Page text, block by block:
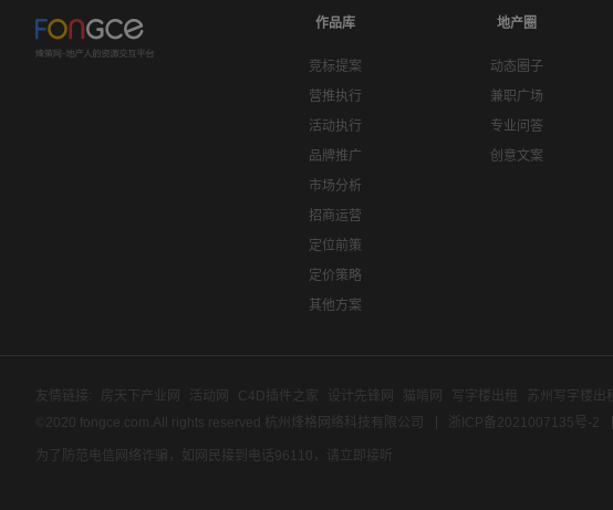
作品库
竞标提案
营推执行
活动执行
品牌推广
市场分析
招商运营
定位前策
定价策略
其他方案
地产圈
动态圈子
兼职广场
专业问答
创意文案
友情链接: 房天下产业网 活动网 C4D插件之家 设计先锋网 猫啃网 写字楼出租 苏州写字楼出租
©2020 fongce.com.All rights reserved 杭州烽格网络科技有限公司
浙ICP备2021007135号-2
为了防范电信网络诈骗，如网民接到电话96110，请立即接听